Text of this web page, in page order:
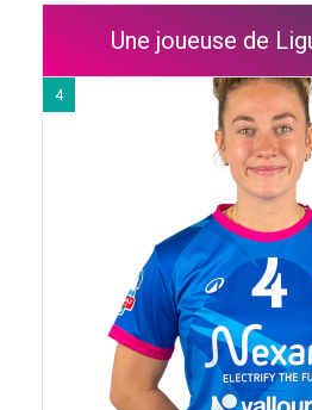
Une joueuse de
4